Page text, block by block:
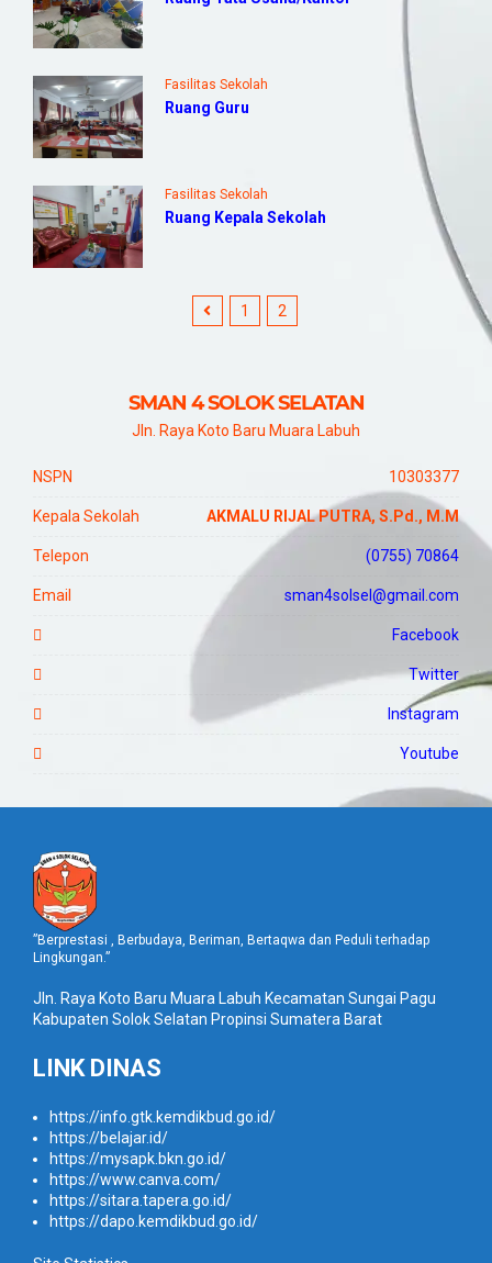
Fasilitas Sekolah
Ruang Guru
Fasilitas Sekolah
Ruang Kepala Sekolah
1 2
SMAN 4 SOLOK SELATAN
Jln. Raya Koto Baru Muara Labuh
NSPN 10303377
Kepala Sekolah AKMALU RIJAL PUTRA, S.Pd., M.M
Telepon (0755) 70864
Email sman4solsel@gmail.com
Facebook
Twitter
Instagram
Youtube
”Berprestasi , Berbudaya, Beriman, Bertaqwa dan Peduli terhadap
Lingkungan.”
Jln. Raya Koto Baru Muara Labuh Kecamatan Sungai Pagu
Kabupaten Solok Selatan Propinsi Sumatera Barat
LINK DINAS
https://info.gtk.kemdikbud.go.id/
https://belajar.id/
https://mysapk.bkn.go.id/
https://www.canva.com/
https://sitara.tapera.go.id/
https://dapo.kemdikbud.go.id/